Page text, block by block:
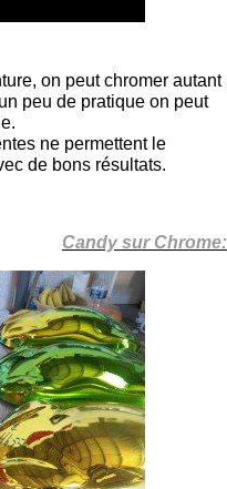
on peut chromer autant
peu de pratique on peut
ne permettent le
de bons résultats.
Candy sur Chrome: